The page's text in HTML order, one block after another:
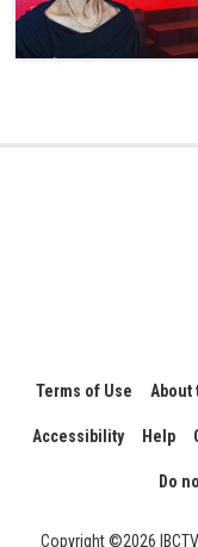
Terms of Use About
Accessibility Help
Do
Copyright ©2026